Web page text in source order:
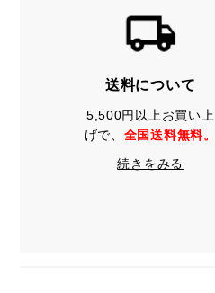
送料について
5,500円以上お買い上
げで、 全国送料無料。
続きをみる